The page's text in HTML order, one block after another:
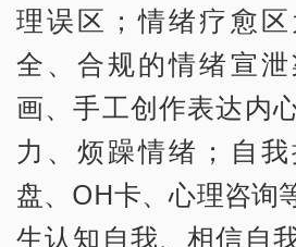
理误区；情绪疗愈
全、合规的情绪宣
画、手工创作表达内
力、烦躁情绪；自
盘、OH卡、心理咨询
生认知自我、相信自